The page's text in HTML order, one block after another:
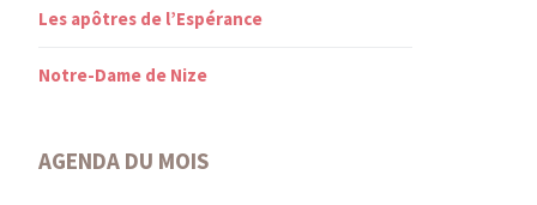
Les apôtres de l’Espérance
Notre-Dame de Nize
AGENDA DU MOIS